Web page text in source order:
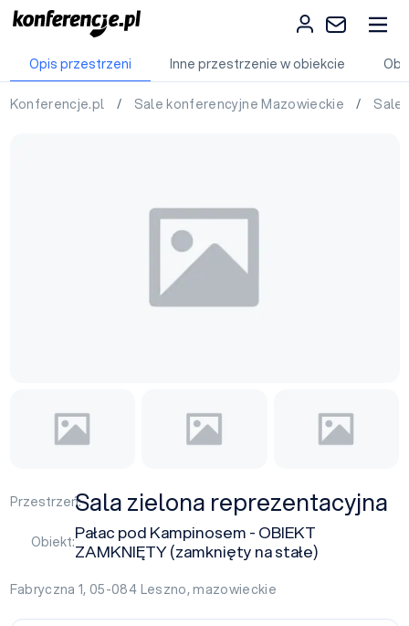
Opis przestrzeni Inne przestrzenie w obiekcie
Konferencje.pl / Sale konferencyjne Mazowieckie / Sale
Przestrzeń:Sala zielona reprezentacyjna
Obiekt:Pałac pod Kampinosem - OBIEKT
ZAMKNIĘTY (zamknięty na stałe)
Fabryczna 1, 05-084 Leszno,mazowieckie